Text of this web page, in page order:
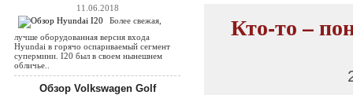
11.06.2018
Более свежая,
лучше оборудованная версия входа
Hyundai в горячо оспариваемый сегмент
супермини. I20 был в своем нынешнем
обличье..
Обзор Volkswagen Golf
Кто-то –